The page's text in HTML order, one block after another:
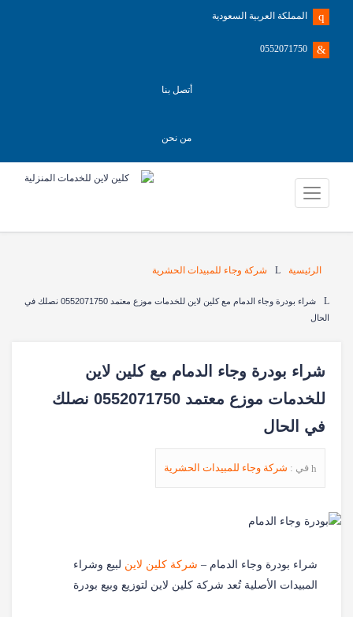
المملكة العربية السعودية
0552071750
أتصل بنا
من نحن
الرئيسية شركة وجاء للمبيدات الحشرية
شراء بودرة وجاء الدمام مع كلين لاين للخدمات موزع معتمد 0552071750 نصلك في
الحال
شراء بودرة وجاء الدمام مع كلين لاين
للخدمات موزع معتمد 0552071750 نصلك
في الحال
في : شركة وجاء للمبيدات الحشرية
شراء بودرة وجاء الدمام – شركة كلين لاين لبيع وشراء
المبيدات الأصلية تُعد شركة كلين لاين لتوزيع وبيع بودرة